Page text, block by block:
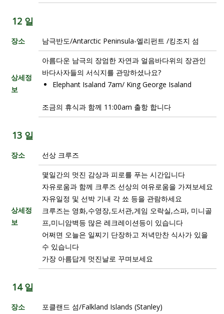
12 일
장소 남극반도/Antarctic Peninsula-엘리펀트 /킹조지 섬
상세정
보
아름다운 남극의 장엄한 자연과 얼음바다위의 장관인
바다사자들의 서식지를 관망하셨나요?
Elephant Isaland 7am/ King George Isaland
조금의 휴식과 함께 11:00am 출항 합니다
13 일
장소 선상 크루즈
상세정
보
몇일간의 멋진 감상과 피로를 푸는 시간입니다
자유로움과 함께 크루즈 선상의 여유로움을 가져보세요
자유일정 및 선박 기내 각 쑈 등을 관람하세요
크루즈는 영화,수영장,도서관,게임 오락실,스파, 미니골
프,미니암벽등 많은 레크레이션등이 있습니다
어쩌면 오늘은 일찌기 단장하고 저녁만찬 식사가 있을
수 있습니다
가장 아름답게 멋진날로 꾸며보세요
14 일
장소 포클랜드 섬/Falkland Islands (Stanley)